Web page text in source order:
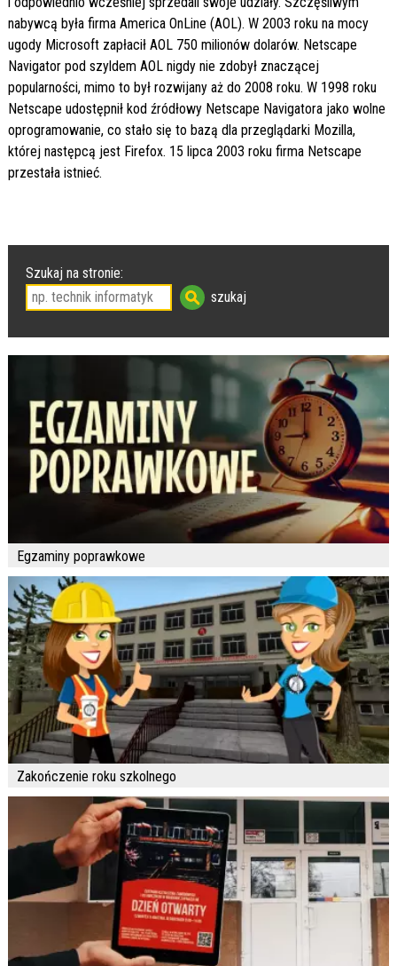
nabywcą była firma America OnLine (AOL). W 2003 roku na mocy
ugody Microsoft zapłacił AOL 750 milionów dolarów. Netscape
Navigator pod szyldem AOL nigdy nie zdobył znaczącej
popularności, mimo to był rozwijany aż do 2008 roku. W 1998 roku
Netscape udostępnił kod źródłowy Netscape Navigatora jako wolne
oprogramowanie, co stało się to bazą dla przeglądarki Mozilla,
której następcą jest Firefox. 15 lipca 2003 roku firma Netscape
przestała istnieć.
Szukaj na stronie:
Egzaminy poprawkowe
Zakończenie roku szkolnego